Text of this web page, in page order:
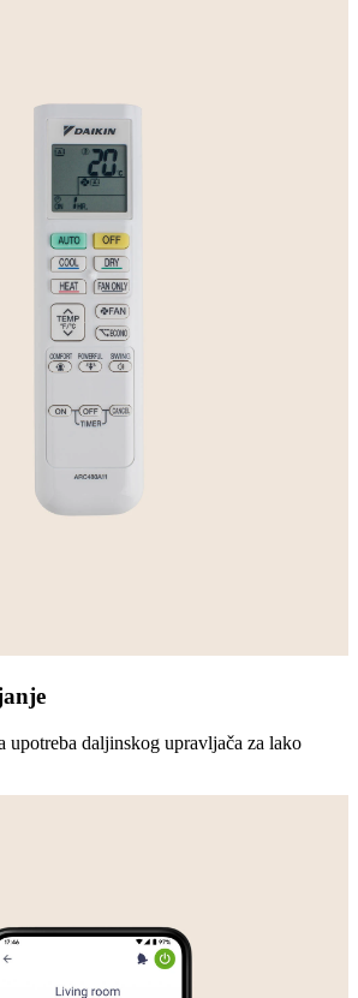
upotreba daljinskog upravljača za lako